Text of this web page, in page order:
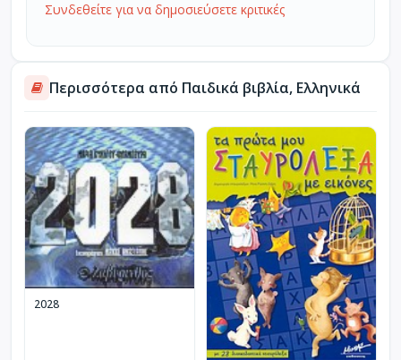
Συνδεθείτε για να δημοσιεύσετε κριτικές
Περισσότερα από Παιδικά βιβλία, Ελληνικά
2028